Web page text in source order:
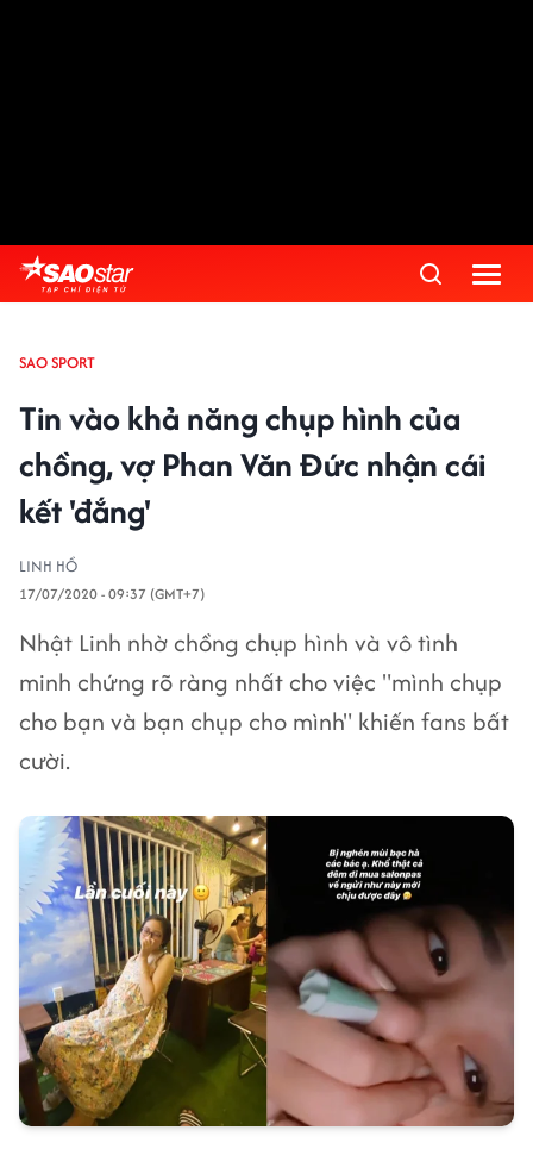
SAO SPORT
Tin vào khả năng chụp hình của
chồng, vợ Phan Văn Đức nhận cái
kết 'đắng'
LINH HỒ
17/07/2020 - 09:37 (GMT+7)
Nhật Linh nhờ chồng chụp hình và vô tình
minh chứng rõ ràng nhất cho việc "mình chụp
cho bạn và bạn chụp cho mình" khiến fans bất
cười.